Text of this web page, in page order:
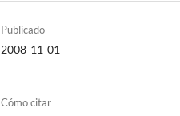
Publicado
2008-11-01
Cómo citar